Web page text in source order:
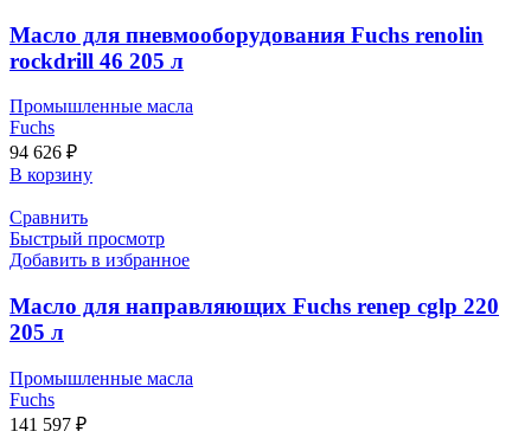
Масло для пневмооборудования Fuchs renolin
rockdrill 46 205 л
Промышленные масла
Fuchs
94 626 ₽
В корзину
Сравнить
Быстрый просмотр
Добавить в избранное
Масло для направляющих Fuchs renep cglp 220
205 л
Промышленные масла
Fuchs
141 597 ₽